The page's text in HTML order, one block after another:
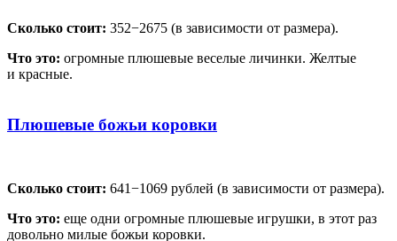
Сколько стоит: 352−2675 (в зависимости от размера).
Что это: огромные плюшевые веселые личинки. Желтые
и красные.
Плюшевые божьи коровки
Сколько стоит: 641−1069 рублей (в зависимости от размера).
Что это: еще одни огромные плюшевые игрушки, в этот раз
довольно милые божьи коровки.